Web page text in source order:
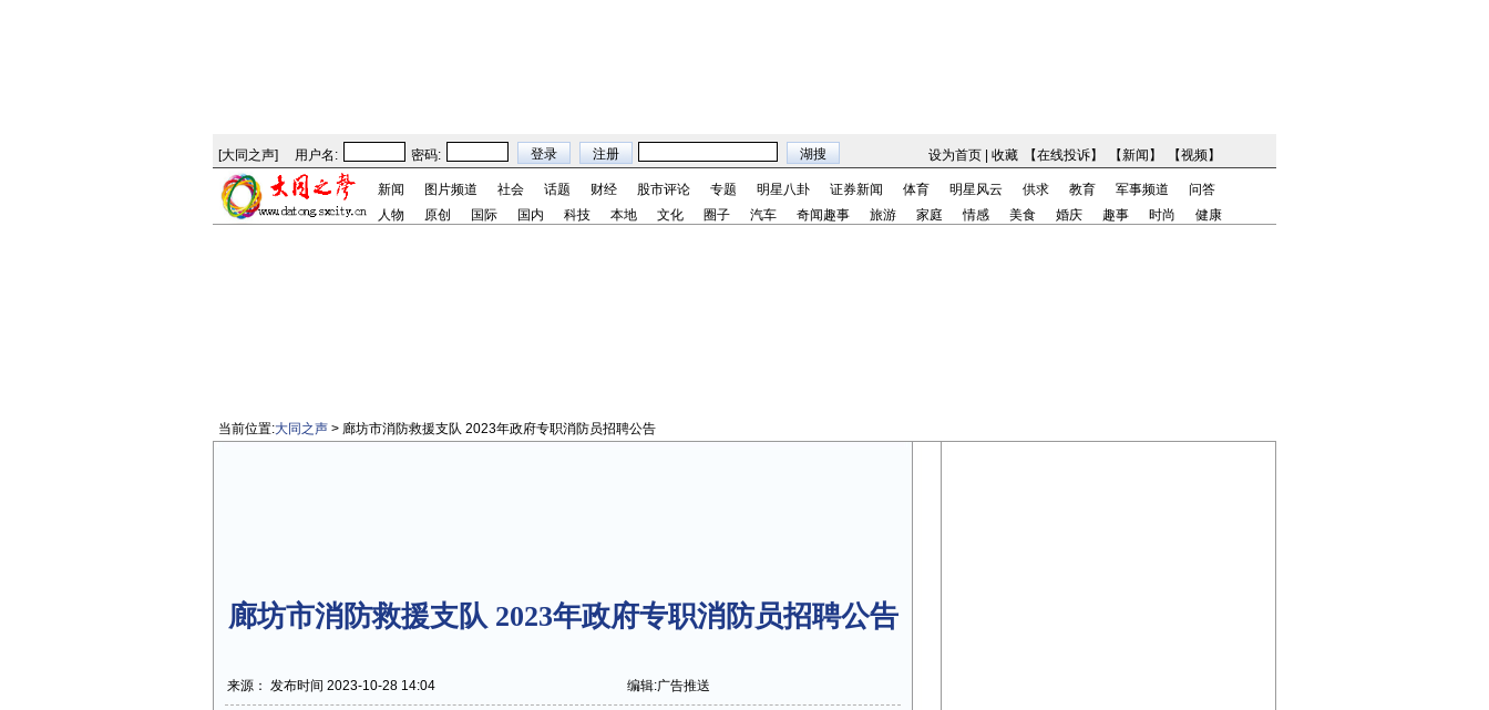
[大同之声] 用户名: 密码: 设为首页 收藏 【在线投诉】 【新闻 】 【视频】
新闻 图片频道 社会 话题 财经 股市评论 专题 明星八卦 证券新闻 体育 明星风云 供求 教育 军事频道
问答
人物
原创 国际 国内 科技 本地 文化 圈子 汽车 奇闻趣事 旅游 家庭 情感 美食 婚庆 趣事 时尚 健康
当前位置:大同之声 > 廊坊市消防救援支队 2023年政府专职消防员招聘公告
廊坊市消防救援支队 2023年政府专职消防员招聘公告
来源： 发布时间 2023-10-28 14:04 编辑:广告推送